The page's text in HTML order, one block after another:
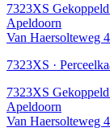
7323XS Gekoppeld
Apeldoorn
Van Haersolteweg
7323XS ·
7323XS Gekoppeld
Apeldoorn
Van Haersolteweg